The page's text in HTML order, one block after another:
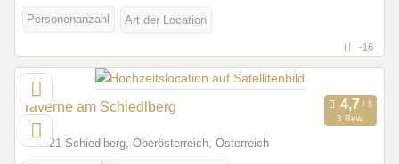
Personenanzahl Art der Location
-16
Taverne am Schiedlberg
3 Bew.
4521 Schiedlberg, Oberösterreich, Österreich